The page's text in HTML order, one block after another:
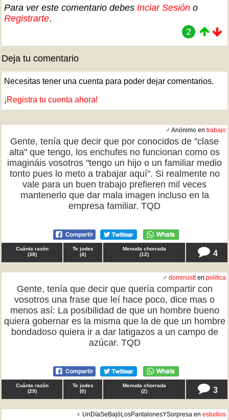
Para ver este comentario debes Inciar Sesión o
Registrarte.
2
Deja tu comentario
Necesitas tener una cuenta para poder dejar comentarios.
¡Registra tu cuenta ahora!
♂ Anónimo en trabajo
Gente, tenía que decir que por conocidos de "clase
alta" que tengo, los enchufes no funcionan como os
imagináis vosotros "tengo un hijo o un familiar medio
tonto pues lo meto a trabajar aquí". Si realmente no
vale para un buen trabajo prefieren mil veces
mantenerlo que dar mala imagen incluso en la
empresa familiar. TQD
Cuánta razón
(38)
Te jodes
(4)
Menuda chorrada
(12) 4
♂ dominustten politica
Gente, tenía que decir que quería compartir con
vosotros una frase que leí hace poco, dice mas o
menos así: La posibilidad de que un hombre bueno
quiera gobernar es la misma que la de que un hombre
bondadoso quiera ir a dar latigazos a un campo de
azúcar. TQD
Cuánta razón
(29)
Te jodes
(0)
Menuda chorrada
(2) 3
♀ UnDíaSeBajóLosPantalonesYSorpresa en estudios